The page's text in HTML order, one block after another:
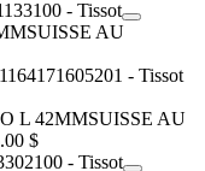
SUISSE AU
L 42MMSUISSE AU
$